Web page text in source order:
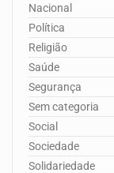
Nacional
Política
Religião
Saúde
Segurança
Sem categoria
Social
Sociedade
Solidariedade